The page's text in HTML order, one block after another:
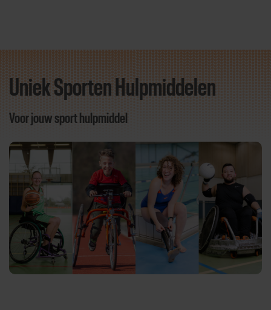
Direct door naar content
Uniek Sporten Hulpmiddelen
Voor jouw sport hulpmiddel